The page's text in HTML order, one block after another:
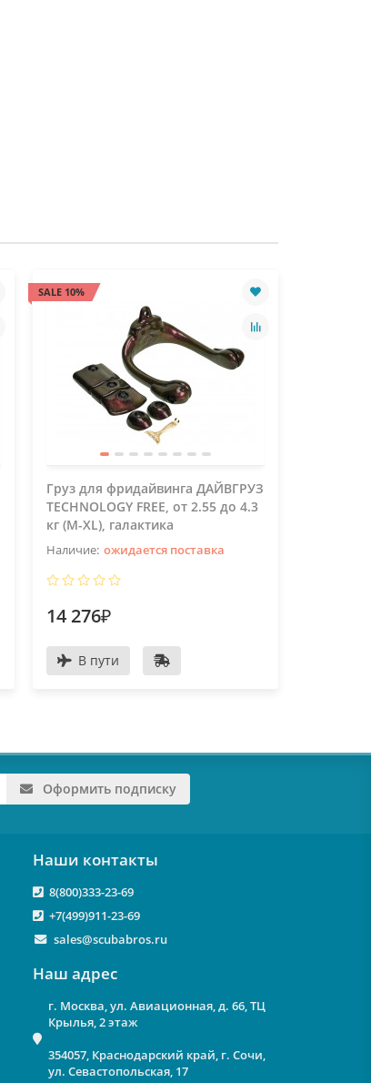
SALE 10%
Груз для фридайвинга ДАЙВГРУЗ
TECHNOLOGY FREE, от 2.55 до 4.3
кг (M-XL), галактика
ожидается поставка
14 276₽
В пути
Оформить подписку
Наши контакты
8(800)333-23-69
+7(499)911-23-69
sales@scubabros.ru
Наш адрес
г. Москва, ул. Авиационная, д. 66, ТЦ
Крылья, 2 этаж
354057, Краснодарский край, г. Сочи,
ул. Севастопольская, 17